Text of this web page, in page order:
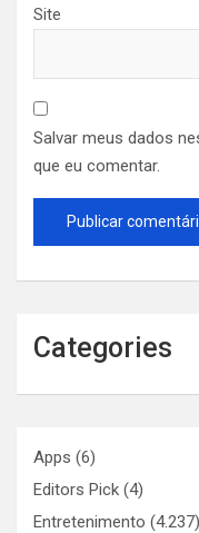
Site
Salvar meus dados
que eu comentar.
Categories
Apps (6)
Editors Pick (4)
Entretenimento (4.237)